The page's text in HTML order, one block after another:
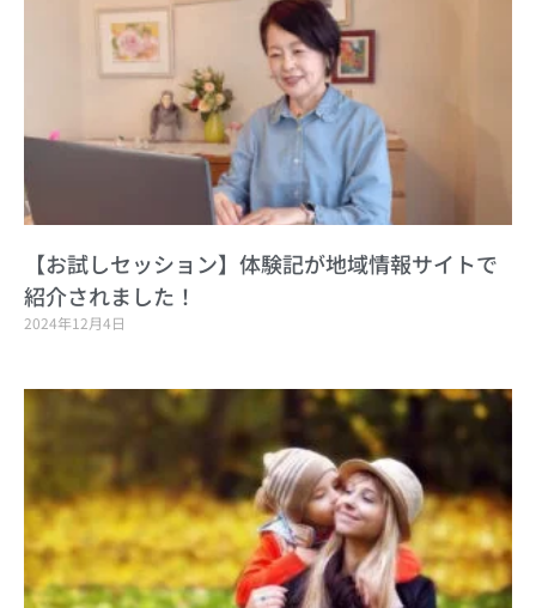
【お試しセッション】体験記が地域情報サイトで
紹介されました！
2024年12月4日